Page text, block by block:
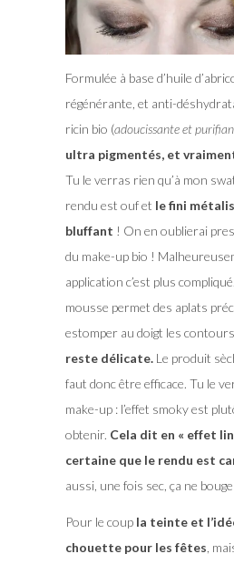
Formulée à base d’huile
régénérante, et anti-
ricin bio (adoucissante et
ultra pigmentés, et
Tu le verras rien qu’à mon
rendu est ouf et le fini
bluffant ! On en oublierai
du make-up bio !
application c’est plus
mousse permet des aplats
estomper au doigt les
reste délicate.Le produit
faut donc être efficace. Tu le
make-up : l’effet smoky est
obtenir. Cela dit en « effet
certaine que le rendu est
aussi, une fois sec, ça ne
Pour le coup la teinte et
chouette pour les fêtes,